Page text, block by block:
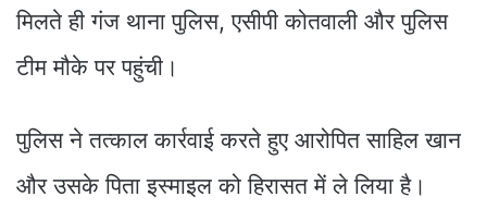
मिलते ही गंज थाना पुलिस, एसीपी कोतवाली और पुलिस
टीम मौके पर पहुंची।
पुलिस ने तत्काल कार्रवाई करते हुए आरोपित साहिल खान
और उसके पिता इस्माइल को हिरासत में ले लिया है।